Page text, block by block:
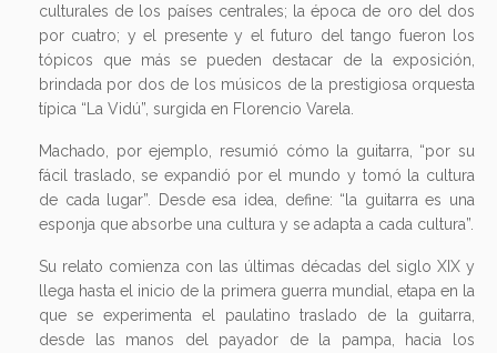
culturales de los países centrales; la época de oro del dos
por cuatro; y el presente y el futuro del tango fueron los
tópicos que más se pueden destacar de la exposición,
brindada por dos de los músicos de la prestigiosa orquesta
típica “La Vidú”, surgida en Florencio Varela.
Machado, por ejemplo, resumió cómo la guitarra, “por su
fácil traslado, se expandió por el mundo y tomó la cultura
de cada lugar”. Desde esa idea, define: “la guitarra es una
esponja que absorbe una cultura y se adapta a cada cultura”.
Su relato comienza con las últimas décadas del siglo XIX y
llega hasta el inicio de la primera guerra mundial, etapa en la
que se experimenta el paulatino traslado de la guitarra,
desde las manos del payador de la pampa, hacia los